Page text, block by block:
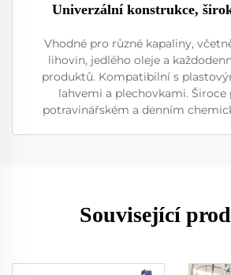
Univerzální konstrukce,
Vhodné pro různé kapaliny,
lihovin, jedlého oleje a
produktů. Kompatibilní s
lahvemi a plechovkami. Široce
potravinářském a denním
Související